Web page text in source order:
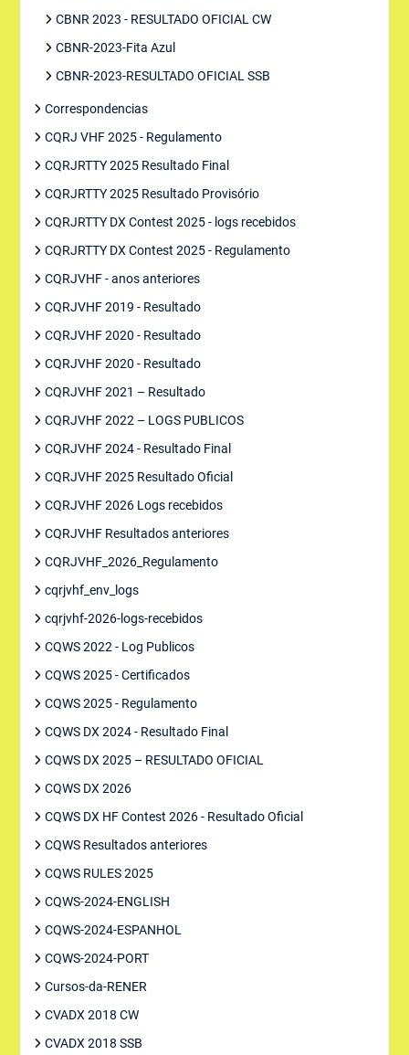
CBNR 2023 - RESULTADO OFICIAL CW
CBNR-2023-Fita Azul
CBNR-2023-RESULTADO OFICIAL SSB
Correspondencias
CQRJ VHF 2025 - Regulamento
CQRJRTTY 2025 Resultado Final
CQRJRTTY 2025 Resultado Provisório
CQRJRTTY DX Contest 2025 - logs recebidos
CQRJRTTY DX Contest 2025 - Regulamento
CQRJVHF - anos anteriores
CQRJVHF 2019 - Resultado
CQRJVHF 2020 - Resultado
CQRJVHF 2020 - Resultado
CQRJVHF 2021 – Resultado
CQRJVHF 2022 – LOGS PUBLICOS
CQRJVHF 2024 - Resultado Final
CQRJVHF 2025 Resultado Oficial
CQRJVHF 2026 Logs recebidos
CQRJVHF Resultados anteriores
CQRJVHF_2026_Regulamento
cqrjvhf_env_logs
cqrjvhf-2026-logs-recebidos
CQWS 2022 - Log Publicos
CQWS 2025 - Certificados
CQWS 2025 - Regulamento
CQWS DX 2024 - Resultado Final
CQWS DX 2025 – RESULTADO OFICIAL
CQWS DX 2026
CQWS DX HF Contest 2026 - Resultado Oficial
CQWS Resultados anteriores
CQWS RULES 2025
CQWS-2024-ENGLISH
CQWS-2024-ESPANHOL
CQWS-2024-PORT
Cursos-da-RENER
CVADX 2018 CW
CVADX 2018 SSB